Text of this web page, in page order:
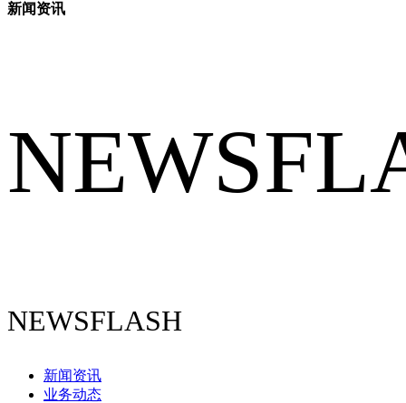
新闻资讯
NEWSFLASH
新闻资讯
业务动态